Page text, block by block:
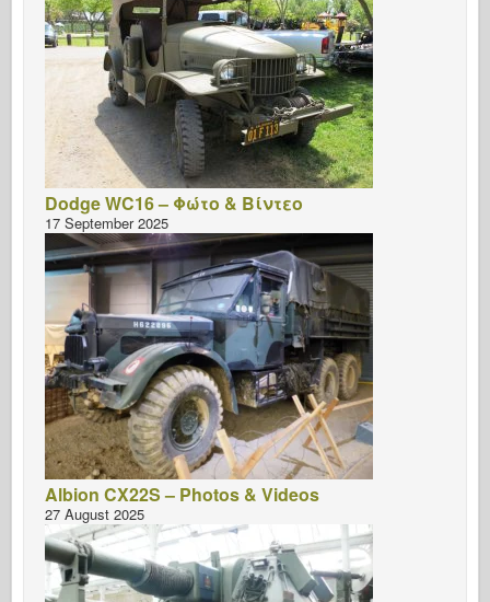
Dodge WC16 – Φώτο & Βίντεο
17 September 2025
Albion CX22S – Photos & Videos
27 August 2025